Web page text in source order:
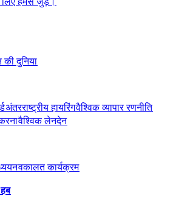
की दुनिया​​
अंतरराष्ट्रीय हायरिंग​​वैश्विक व्यापार रणनीति​​
वैश्विक लेनदेन​​
वकालत कार्यक्रम​​
हब​​